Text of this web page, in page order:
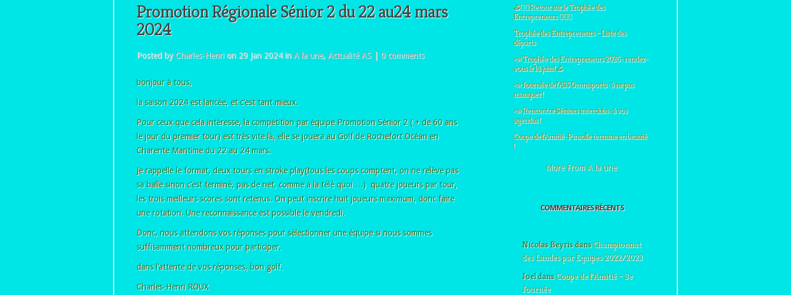
Promotion Régionale Sénior 2 du 22 au24 mars
2024
Posted byCharles-Henrion 29 Jan 2024 inA la une, Actualité AS| 0 comments
bonjour à tous,
la saison 2024 est lancée, et c’est tant mieux.
Pour ceux que cela intéresse, la compétition par équipe Promotion Sénior 2 ( + de 60 ans
le jour du premier tour) est très vite là, elle se jouera au Golf de Rochefort Océan en
Charente Maritime du 22 au 24 mars.
Je rappelle le format, deux tours en stroke play(tous les coups comptent, on ne relève pas
sa balle sinon c’est terminé, pas de net, comme à la télé quoi….) quatre joueurs par tour,
les trois meilleurs scores sont retenus. On peut inscrire huit joueurs maximum, donc faire
une rotation. Une reconnaissance est possible le vendredi.
Donc, nous attendons vos réponses pour sélectionner une équipe si nous sommes
suffisamment nombreux pour participer.
dans l’attente de vos réponses, bon golf.
Charles-Henri ROUX
⛳🏌️‍♀️ Retour sur le Trophée des
Entrepreneurs 🏌️‍♂️⛳
Trophée des Entrepreneurs – Liste des
départs
📣 Trophée des Entrepreneurs 2026 : rendez-
vous le 14 juin ! ⛳
📣 Journée de l’ASS Omnisports : à ne pas
manquer !
📣 Rencontre Séniors interclubs : à vos
agendas !
Coupe de l’Amitié : Pinsolle termine en beauté
!
More From A la une
COMMENTAIRES RÉCENTS
Nicolas BeyrisdansChampionnat
des Landes par Equipes 2022/2023
JoeldansCoupe de l’Amitié – 3e
Journée